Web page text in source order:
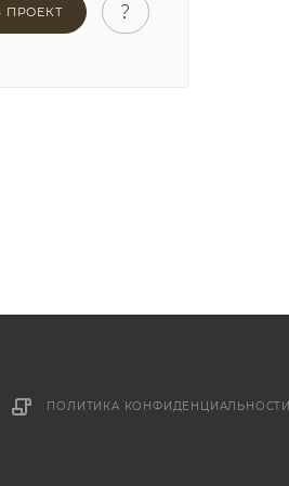
ПРОЕКТ
ПОЛИТИКА КОНФИДЕНЦИАЛЬНОСТИ